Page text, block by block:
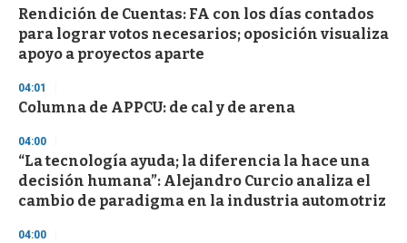
Rendición de Cuentas: FA con los días contados
para lograr votos necesarios; oposición visualiza
apoyo a proyectos aparte
04:01
Columna de APPCU: de cal y de arena
04:00
“La tecnología ayuda; la diferencia la hace una
decisión humana”: Alejandro Curcio analiza el
cambio de paradigma en la industria automotriz
04:00